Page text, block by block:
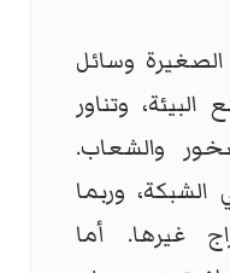
وسائل
وتناور
والشعاب.
الشبكة، وربما
غيرها. أما